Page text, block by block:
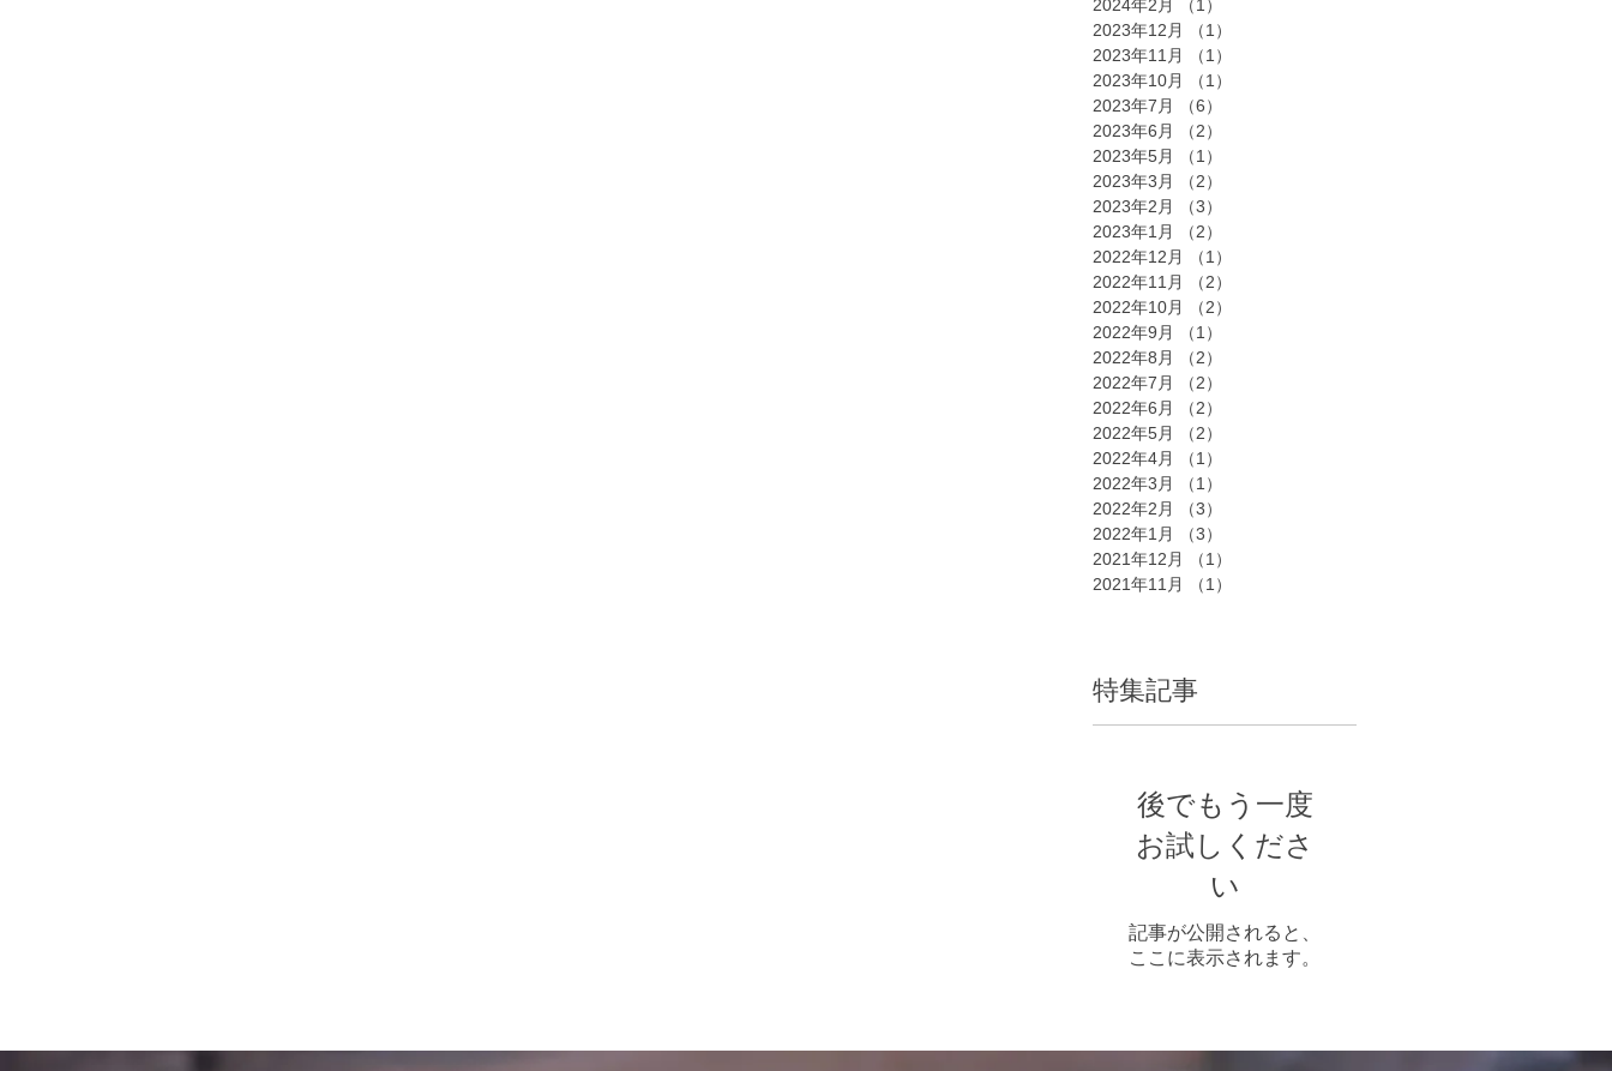
2024年2月
（1）
2023年12月
（1）
2023年11月
（1）
2023年10月
（1）
2023年7月
（6）
2023年6月
（2）
2023年5月
（1）
2023年3月
（2）
2023年2月
（3）
2023年1月
（2）
2022年12月
（1）
2022年11月
（2）
2022年10月
（2）
2022年9月
（1）
2022年8月
（2）
2022年7月
（2）
2022年6月
（2）
2022年5月
（2）
2022年4月
（1）
2022年3月
（1）
2022年2月
（3）
2022年1月
（3）
2021年12月
（1）
2021年11月
（1）
特集記事
後でもう一度
お試しくださ
い
記事が公開されると、
ここに表示されます。